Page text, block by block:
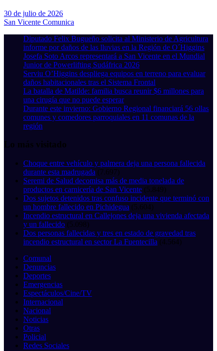
30 de julio de 2026
San Vicente Comunica
Diputado Felix Bugueño solicita al Ministerio de Agricultura
informe por daños de las lluvias en la Región de O´Higgins
Josefa Soto Arcos representará a San Vicente en el Mundial
Junior de Powerlifting Sudáfrica 2026
Serviu O’Higgins despliega equipos en terreno para evaluar
daños habitacionales tras el Sistema Frontal
La batalla de Matilde: familia busca reunir $6 millones para
una cirugía que no puede esperar
Durante este invierno: Gobierno Regional financiará 56 ollas
comunes y comedores parroquiales en 11 comunas de la
región
Lo más visitado
Choque entre vehículo y palmera deja una persona fallecida
durante esta madrugada (7.697)
Seremi de Salud decomisa más de media tonelada de
productos en carnicería de San Vicente (5.849)
Dos sujetos detenidos tras confuso incidente que terminó con
un hombre fallecido en Pichidegua (5.604)
Incendio estructural en Callejones deja una vivienda afectada
y un fallecido (5.098)
Dos personas fallecidas y tres en estado de gravedad tras
incendio estructural en sector La Fuentecilla (4.564)
Comunal
Denuncias
Deportes
Emergencias
Espectáculos/Cine/TV
Internacional
Nacional
Noticias
Otras
Policial
Redes Sociales